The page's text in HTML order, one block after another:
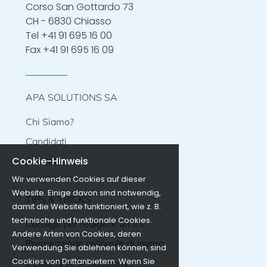
Corso San Gottardo 73
CH - 6830 Chiasso
Tel +41 91 695 16 00
Fax +41 91 695 16 09
APA SOLUTIONS SA
Chi Siamo?
Candidati
Aziende
TIPS & TRICKS
Consigli per redigere un CV
Preparazione colloquio di lavoro
Il Blog di APA Solutions
Cookie-Hinweis
Wir verwenden Cookies auf dieser
Website. Einige davon sind notwendig,
damit die Website funktioniert, wie z. B.
technische und funktionale Cookies.
Andere Arten von Cookies, deren
Verwendung Sie ablehnen können, sind
Cookies von Drittanbietern. Wenn Sie